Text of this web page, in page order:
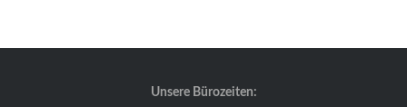
Unsere Bürozeiten: